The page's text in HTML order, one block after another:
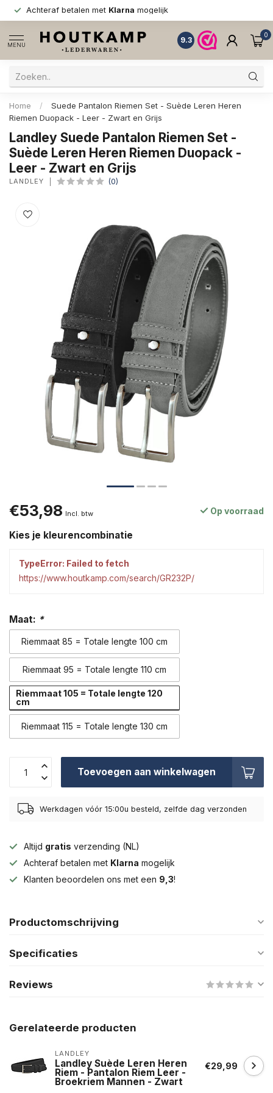
Achteraf betalen met Klarna mogelijk
MENU
9.3
0
Home /
Suede Pantalon Riemen Set - Suède Leren Heren
Riemen Duopack - Leer - Zwart en Grijs
Landley Suede Pantalon Riemen Set -
Suède Leren Heren Riemen Duopack -
Leer - Zwart en Grijs
LANDLEY (0)
€53,98 Incl. btw Op voorraad
Kies je kleurencombinatie
TypeError: Failed to fetch
https://www.houtkamp.com/search/GR232P/
Maat: *
Riemmaat 85 = Totale lengte 100 cm
Riemmaat 95 = Totale lengte 110 cm
Riemmaat 105 = Totale lengte 120
cm
Riemmaat 115 = Totale lengte 130 cm
Toevoegen aan winkelwagen
Werkdagen vóór 15:00u besteld, zelfde dag verzonden
Altijd gratis verzending (NL)
Achteraf betalen met Klarna mogelijk
Klanten beoordelen ons met een 9,3!
Productomschrijving
Specificaties
Reviews
Gerelateerde producten
LANDLEY
Landley Suède Leren Heren
Riem - Pantalon Riem Leer -
Broekriem Mannen - Zwart
€29,99